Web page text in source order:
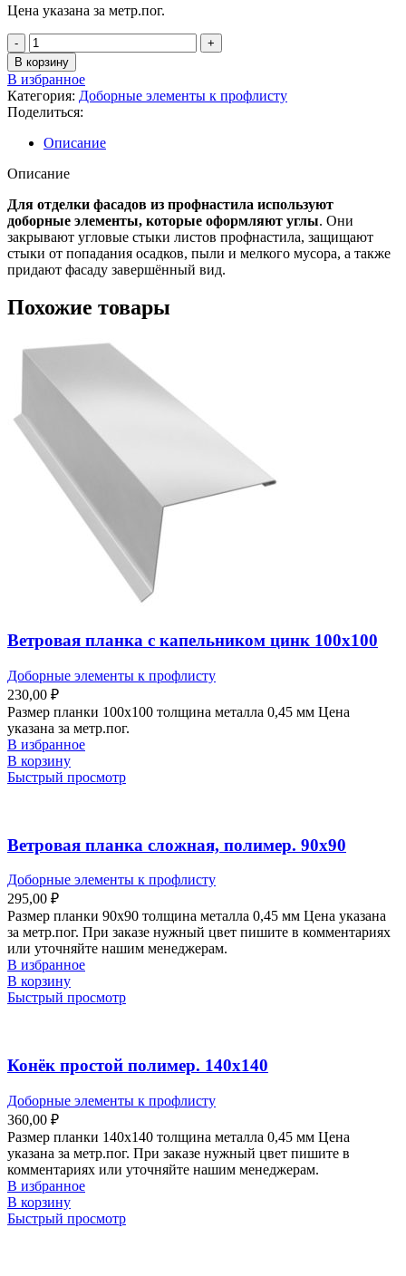
Цена указана за метр.пог.
В корзину
В избранное
Категория: Доборные элементы к профлисту
Поделиться:
Описание
Описание
Для отделки фасадов из профнастила используют
доборные элементы, которые оформляют углы. Они
закрывают угловые стыки листов профнастила, защищают
стыки от попадания осадков, пыли и мелкого мусора, а также
придают фасаду завершённый вид.
Похожие товары
Ветровая планка с капельником цинк 100х100
Доборные элементы к профлисту
230,00 ₽
Размер планки 100х100 толщина металла 0,45 мм Цена
указана за метр.пог.
В избранное
В корзину
Быстрый просмотр
Ветровая планка сложная, полимер. 90х90
Доборные элементы к профлисту
295,00 ₽
Размер планки 90х90 толщина металла 0,45 мм Цена указана
за метр.пог. При заказе нужный цвет пишите в комментариях
или уточняйте нашим менеджерам.
В избранное
В корзину
Быстрый просмотр
Конёк простой полимер. 140х140
Доборные элементы к профлисту
360,00 ₽
Размер планки 140х140 толщина металла 0,45 мм Цена
указана за метр.пог. При заказе нужный цвет пишите в
комментариях или уточняйте нашим менеджерам.
В избранное
В корзину
Быстрый просмотр